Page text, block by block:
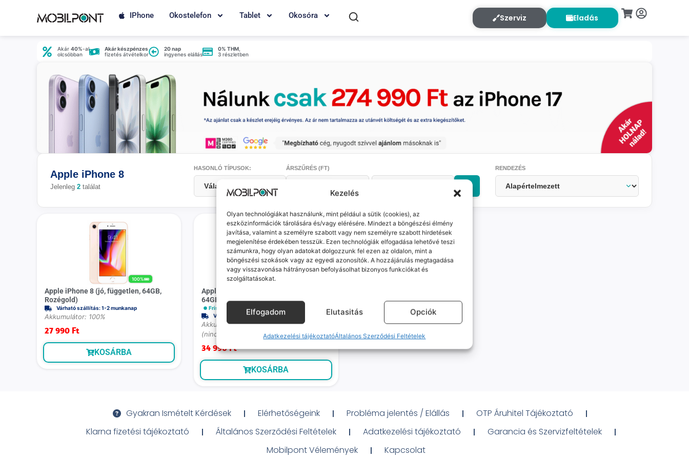
Kezelés
Olyan technológiákat használunk, mint például a sütik (cookies), az
eszközinformációk tárolására és/vagy elérésére. Mindezt a böngészési élmény
javítása, valamint a személyre szabott vagy nem személyre szabott hirdetések
megjelenítése érdekében tesszük. Ezen technológiák elfogadása lehetővé teszi
számunkra, hogy olyan adatokat dolgozzunk fel ezen az oldalon, mint a
böngészési szokások vagy az egyedi azonosítók. A hozzájárulás megtagadása
vagy visszavonása hátrányosan befolyásolhat bizonyos funkciókat és
szolgáltatásokat.
Elfogadom Elutasitás Opciók
Adatkezelési tájékoztatóÁltalános Szerződési Feltételek
IPhone Okostelefon Tablet Okosóra Szerviz Eladás
Akár 40%-al
olcsóbban
Akár készpénzes
fizetés átvételkor
20 nap
ingyenes elállás
0% THM
3 részletben
Apple iPhone 8
Jelenleg 2 találat
HASONLÓ TÍPUSOK: ÁRSZŰRÉS (FT) RENDEZÉS
100%
Apple iPhone 8 (jó, független, 64GB,
Rozégold)
Várható szállítás: 1-2 munkanap
Akkumulátor: 100%
27 990 Ft
KOSÁRBA
Apple iPhone 8 (kiváló, független,
64GB, Asztroszürke)
Frissen feltöltve, csapj le rá!
Várható szállítás: 1-2 munkanap
Akkumulátor: 100% Cserélt kijelző
(nincs 3D Touch).
34 990Ft
KOSÁRBA
Gyakran Ismételt Kérdések Elérhetőségeink Probléma jelentés / Elállás
OTP Áruhitel Tájékoztató
Klarna fizetési tájékoztató
Általános Szerződési Feltételek Adatkezelési tájékoztató
Garancia és Szervizfeltételek
Mobilpont Vélemények
Kapcsolat